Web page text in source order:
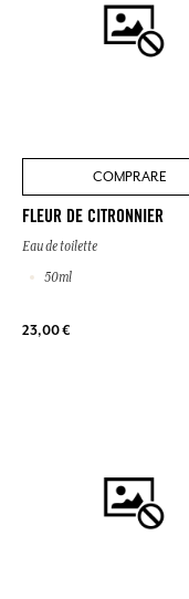
COMPRARE
FLEUR DE CITRONNIER
Eau de toilette
50ml
23,00 €